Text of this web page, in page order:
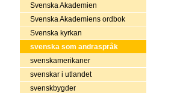
Svenska Akademien
Svenska Akademiens ordbok
Svenska kyrkan
svenska som andraspråk
svenskamerikaner
svenskar i utlandet
svenskbygder